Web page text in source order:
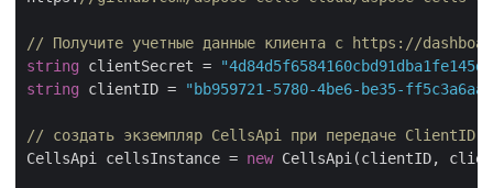
// Получите учетные данные клиента с https://
string clientSecret =
string clientID = "bb959721-5780-4be6-be35-
// создать экземпляр CellsApi при передаче ClientID
CellsApi cellsInstance = new CellsApi(clientID,